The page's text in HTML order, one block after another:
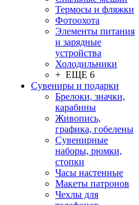
Термосы и фляжки
Фотоохота
Элементы питания
и зарядные
устройства
Холодильники
+ ЕЩЕ 6
Сувениры и подарки
Брелоки, значки,
карабины
Живопись,
графика, гобелены
Сувенирные
наборы, рюмки,
стопки
Часы настенные
Макеты патронов
Чехлы для